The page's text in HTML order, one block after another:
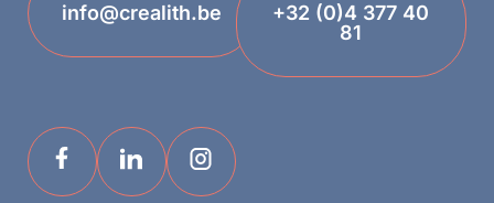
info@crealith.be
+32 (0)4 377 40
81